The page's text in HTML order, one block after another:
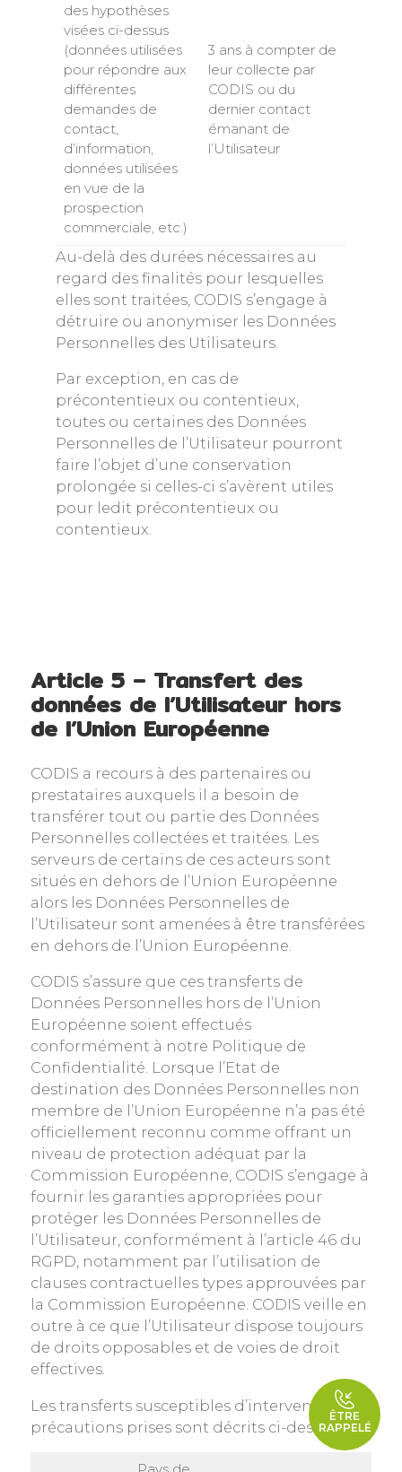
ÊTRE
RAPPELÉ
des hypothèses
visées ci-dessus
(données utilisées
pour répondre aux
différentes
demandes de
contact,
d’information,
données utilisées
en vue de la
prospection
commerciale, etc.)
3 ans à compter de
leur collecte par
CODIS ou du
dernier contact
émanant de
l’Utilisateur
Au-delà des durées nécessaires au
regard des finalités pour lesquelles
elles sont traitées, CODIS s’engage à
détruire ou anonymiser les Données
Personnelles des Utilisateurs.
Par exception, en cas de
précontentieux ou contentieux,
toutes ou certaines des Données
Personnelles de l’Utilisateur pourront
faire l’objet d’une conservation
prolongée si celles-ci s’avèrent utiles
pour ledit précontentieux ou
contentieux.
Article 5 – Transfert des
données de l’Utilisateur hors
de l’Union Européenne
CODIS a recours à des partenaires ou
prestataires auxquels il a besoin de
transférer tout ou partie des Données
Personnelles collectées et traitées. Les
serveurs de certains de ces acteurs sont
situés en dehors de l’Union Européenne
alors les Données Personnelles de
l’Utilisateur sont amenées à être transférées
en dehors de l’Union Européenne.
CODIS s’assure que ces transferts de
Données Personnelles hors de l’Union
Européenne soient effectués
conformément à notre Politique de
Confidentialité. Lorsque l’Etat de
destination des Données Personnelles non
membre de l’Union Européenne n’a pas été
officiellement reconnu comme offrant un
niveau de protection adéquat par la
Commission Européenne, CODIS s’engage à
fournir les garanties appropriées pour
protéger les Données Personnelles de
l’Utilisateur, conformément à l’article 46 du
RGPD, notamment par l’utilisation de
clauses contractuelles types approuvées par
la Commission Européenne. CODIS veille en
outre à ce que l’Utilisateur dispose toujours
de droits opposables et de voies de droit
effectives.
Les transferts susceptibles d’intervenir et les
précautions prises sont décrits ci-dessous.